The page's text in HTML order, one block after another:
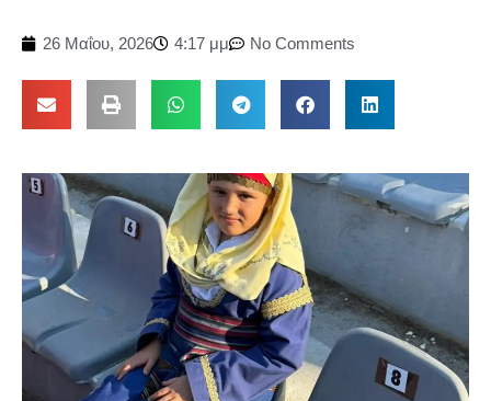
26 Μαΐου, 2026 4:17 μμ No Comments